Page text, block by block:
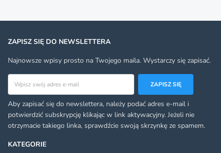
KATEGORIE
ZAPISZ SIĘ DO NEWSLETTERA
Najnowsze wpisy prosto na Twojego maila. Wystarczy się zapisać.
Adres email
ZAPISZ SIĘ
Aby zapisać się do newslettera, należy podać adres e-mail i
potwierdzić subskrypcję klikając w link aktywacyjny. Jeżeli nie
otrzymacie takiego linka, sprawdźcie swoją skrzynkę ze spamem.